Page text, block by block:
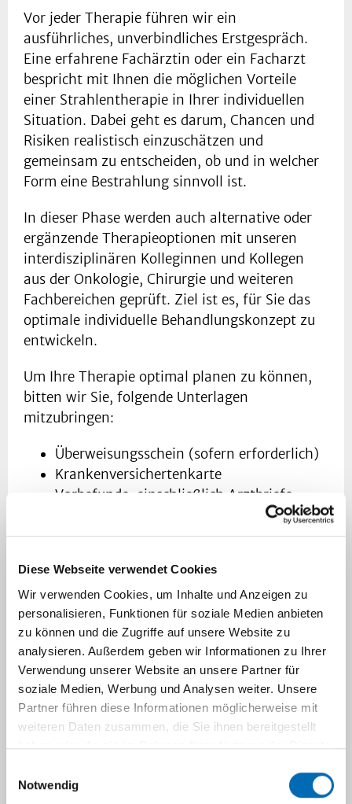
Diese Webseite verwendet Cookies
Wir verwenden Cookies, um Inhalte und Anzeigen zu
personalisieren, Funktionen für soziale Medien anbieten
zu können und die Zugriffe auf unsere Website zu
analysieren. Außerdem geben wir Informationen zu Ihrer
Verwendung unserer Website an unsere Partner für
soziale Medien, Werbung und Analysen weiter. Unsere
Partner führen diese Informationen möglicherweise mit
weiteren Daten zusammen, die Sie ihnen bereitgestellt
haben oder die sie im Rahmen Ihrer Nutzung der Dienste
Notwendig
Vor jeder Therapie führen wir ein
ausführliches, unverbindliches Erstgespräch.
Eine erfahrene Fachärztin oder ein Facharzt
bespricht mit Ihnen die möglichen Vorteile
einer Strahlentherapie in Ihrer individuellen
Situation. Dabei geht es darum, Chancen und
Risiken realistisch einzuschätzen und
gemeinsam zu entscheiden, ob und in welcher
Form eine Bestrahlung sinnvoll ist.
In dieser Phase werden auch alternative oder
ergänzende Therapieoptionen mit unseren
interdisziplinären Kolleginnen und Kollegen
aus der Onkologie, Chirurgie und weiteren
Fachbereichen geprüft. Ziel ist es, für Sie das
optimale individuelle Behandlungskonzept zu
entwickeln.
Um Ihre Therapie optimal planen zu können,
bitten wir Sie, folgende Unterlagen
mitzubringen:
Überweisungsschein (sofern erforderlich)
Krankenversichertenkarte
Vorbefunde, einschließlich Arztbriefe,
Operationsberichte, Laborwerte und
Histologiebefunde
(Röntgen, CT, MRT oder Szintigrafie) –
möglichst digital auf CD
Medikamentenplan, falls Sie regelmäßig
Medikamente einnehmen
Interdisziplinäre Fallbesprechung –
Expertise aus verschiedenen
Fachrichtungen
unserem interdisziplinären Tumorboard
vorgestellt. Hier bringen Spezialistinnen und